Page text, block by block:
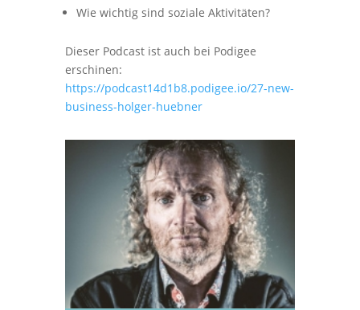
Wie wichtig sind soziale Aktivitäten?
Dieser Podcast ist auch bei Podigee
erschinen:
https://podcast14d1b8.podigee.io/27-new-
business-holger-huebner